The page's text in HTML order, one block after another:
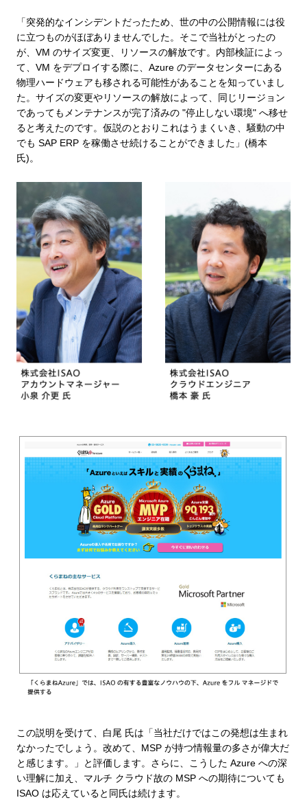
「突発的なインシデントだったため、世の中の公開情報には役
に立つものがほぼありませんでした。そこで当社がとったの
が、VM のサイズ変更、リソースの解放です。内部検証によっ
て、VM をデプロイする際に、Azure のデータセンターにある
物理ハードウェアも移される可能性があることを知っていまし
た。サイズの変更やリソースの解放によって、同じリージョン
であってもメンテナンスが完了済みの "停止しない環境" へ移せ
ると考えたのです。仮説のとおりこれはうまくいき、騒動の中
でも SAP ERP を稼働させ続けることができました」(橋本
氏)。
この説明を受けて、白尾 氏は「当社だけではこの発想は生まれ
なかったでしょう。改めて、MSP が持つ情報量の多さが偉大だ
と感じます。」と評価します。さらに、こうした Azure への深
い理解に加え、マルチ クラウド故の MSP への期待についても
ISAO は応えていると同氏は続けます。